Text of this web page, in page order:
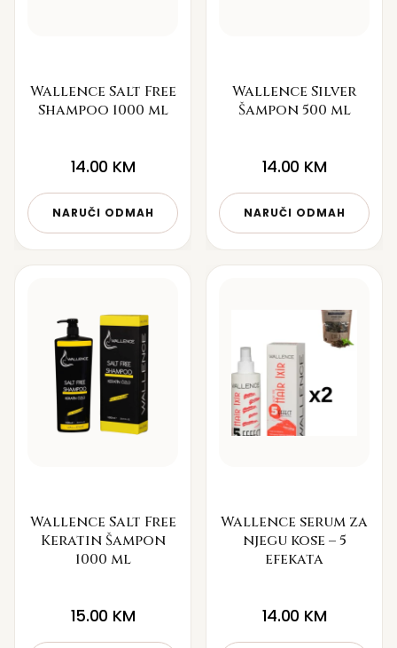
Wallence Salt Free
Shampoo 1000 ml
14.00 KM
NARUČI ODMAH
Wallence Silver
Šampon 500 ml
14.00 KM
NARUČI ODMAH
Wallence Salt Free
Keratin Šampon
1000 ml
15.00 KM
Wallence serum za
njegu kose – 5
efekata
14.00 KM